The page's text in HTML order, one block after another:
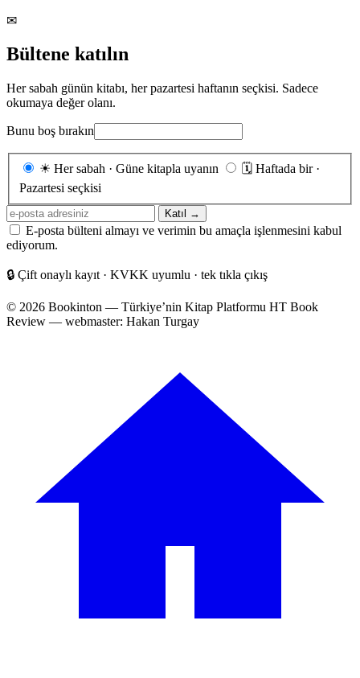
✉
Bültene katılın
Her sabah günün kitabı, her pazartesi haftanın seçkisi. Sadece
okumaya değer olanı.
Bunu boş bırakın
Gönderim
☀ Her sabah · Güne kitapla uyanın 🗓 Haftada bir ·
Pazartesi seçkisi
E-
posta
adresiniz
Katıl →
E-posta bülteni almayı ve verimin bu amaçla işlenmesini kabul
ediyorum.
🔒 Çift onaylı kayıt · KVKK uyumlu · tek tıkla çıkış
© 2026 Bookinton — Türkiye’nin Kitap Platformu HT Book
Review — webmaster: Hakan Turgay